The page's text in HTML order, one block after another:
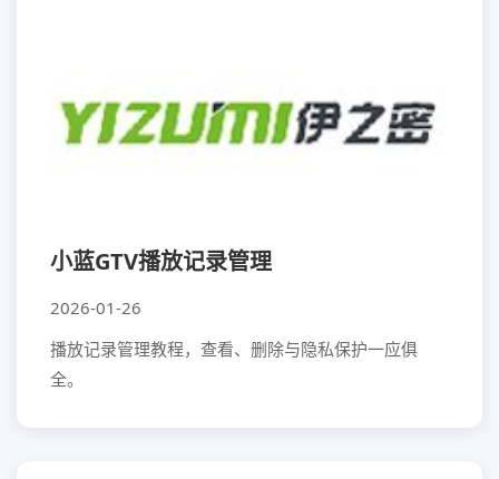
小蓝GTV播放记录管理
2026-01-26
播放记录管理教程，查看、删除与隐私保护一应俱
全。